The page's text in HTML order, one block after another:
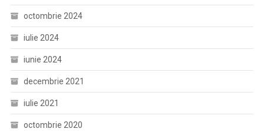
octombrie 2024
iulie 2024
iunie 2024
decembrie 2021
iulie 2021
octombrie 2020